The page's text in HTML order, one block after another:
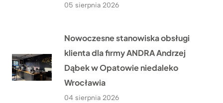
05 sierpnia 2026
Nowoczesne stanowiska obsługi
klienta dla firmy ANDRA Andrzej
Dąbek w Opatowie niedaleko
Wrocławia
04 sierpnia 2026